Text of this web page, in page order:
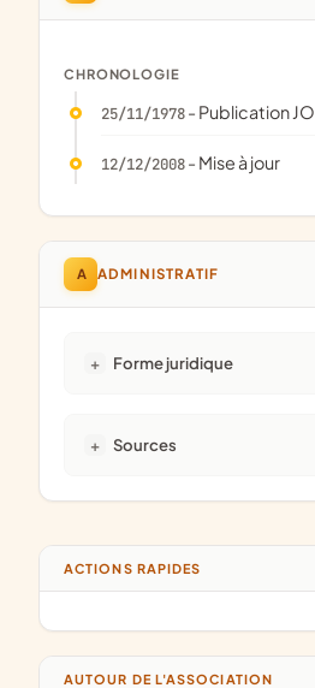
CHRONOLOGIE
25/11/1978- Publication JO
12/12/2008- Mise à jour
A ADMINISTRATIF
Forme juridique
Sources
ACTIONS RAPIDES
AUTOUR DE L'ASSOCIATION